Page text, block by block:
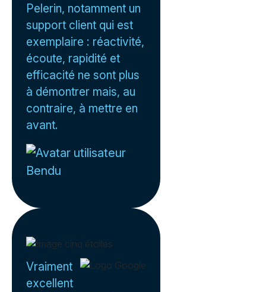
Pelerin, notamment un
support client qui est
exemplaire : réactivité,
écoute, rapidité et
efficacité ne sont plus
à démontrer mais, au
contraire, à mettre en
avant.
Bendu
Vraiment
excellent